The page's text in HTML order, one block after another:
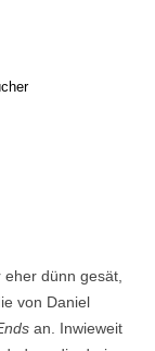
dünn gesät,
von Daniel
an. Inwieweit